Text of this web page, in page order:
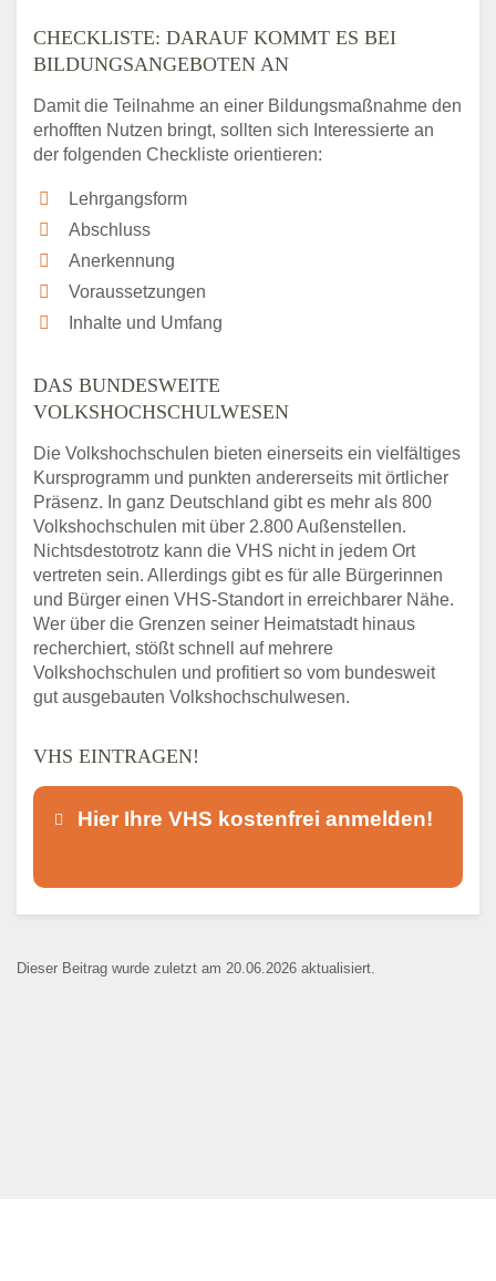
CHECKLISTE: DARAUF KOMMT ES BEI
BILDUNGSANGEBOTEN AN
Damit die Teilnahme an einer Bildungsmaßnahme den
erhofften Nutzen bringt, sollten sich Interessierte an
der folgenden Checkliste orientieren:
Lehrgangsform
Abschluss
Anerkennung
Voraussetzungen
Inhalte und Umfang
DAS BUNDESWEITE
VOLKSHOCHSCHULWESEN
Die Volkshochschulen bieten einerseits ein vielfältiges
Kursprogramm und punkten andererseits mit örtlicher
Präsenz. In ganz Deutschland gibt es mehr als 800
Volkshochschulen mit über 2.800 Außenstellen.
Nichtsdestotrotz kann die VHS nicht in jedem Ort
vertreten sein. Allerdings gibt es für alle Bürgerinnen
und Bürger einen VHS-Standort in erreichbarer Nähe.
Wer über die Grenzen seiner Heimatstadt hinaus
recherchiert, stößt schnell auf mehrere
Volkshochschulen und profitiert so vom bundesweit
gut ausgebauten Volkshochschulwesen.
VHS EINTRAGEN!
Hier Ihre VHS kostenfrei anmelden!
Kontaktaufnahme und ist nicht
Dieser Beitrag wurde zuletzt am 20.06.2026 aktualisiert.